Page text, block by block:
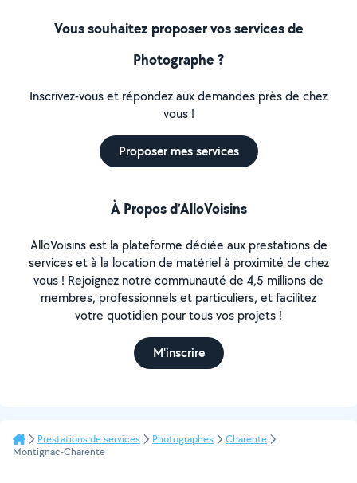
Vous souhaitez proposer vos services de
Photographe ?
Inscrivez-vous et répondez aux demandes près de chez
vous !
Proposer mes services
À Propos d’AlloVoisins
AlloVoisins est la plateforme dédiée aux prestations de
services et à la location de matériel à proximité de chez
vous ! Rejoignez notre communauté de 4,5 millions de
membres, professionnels et particuliers, et facilitez
votre quotidien pour tous vos projets !
M'inscrire
Prestations de services Photographes
Charente
Montignac-Charente